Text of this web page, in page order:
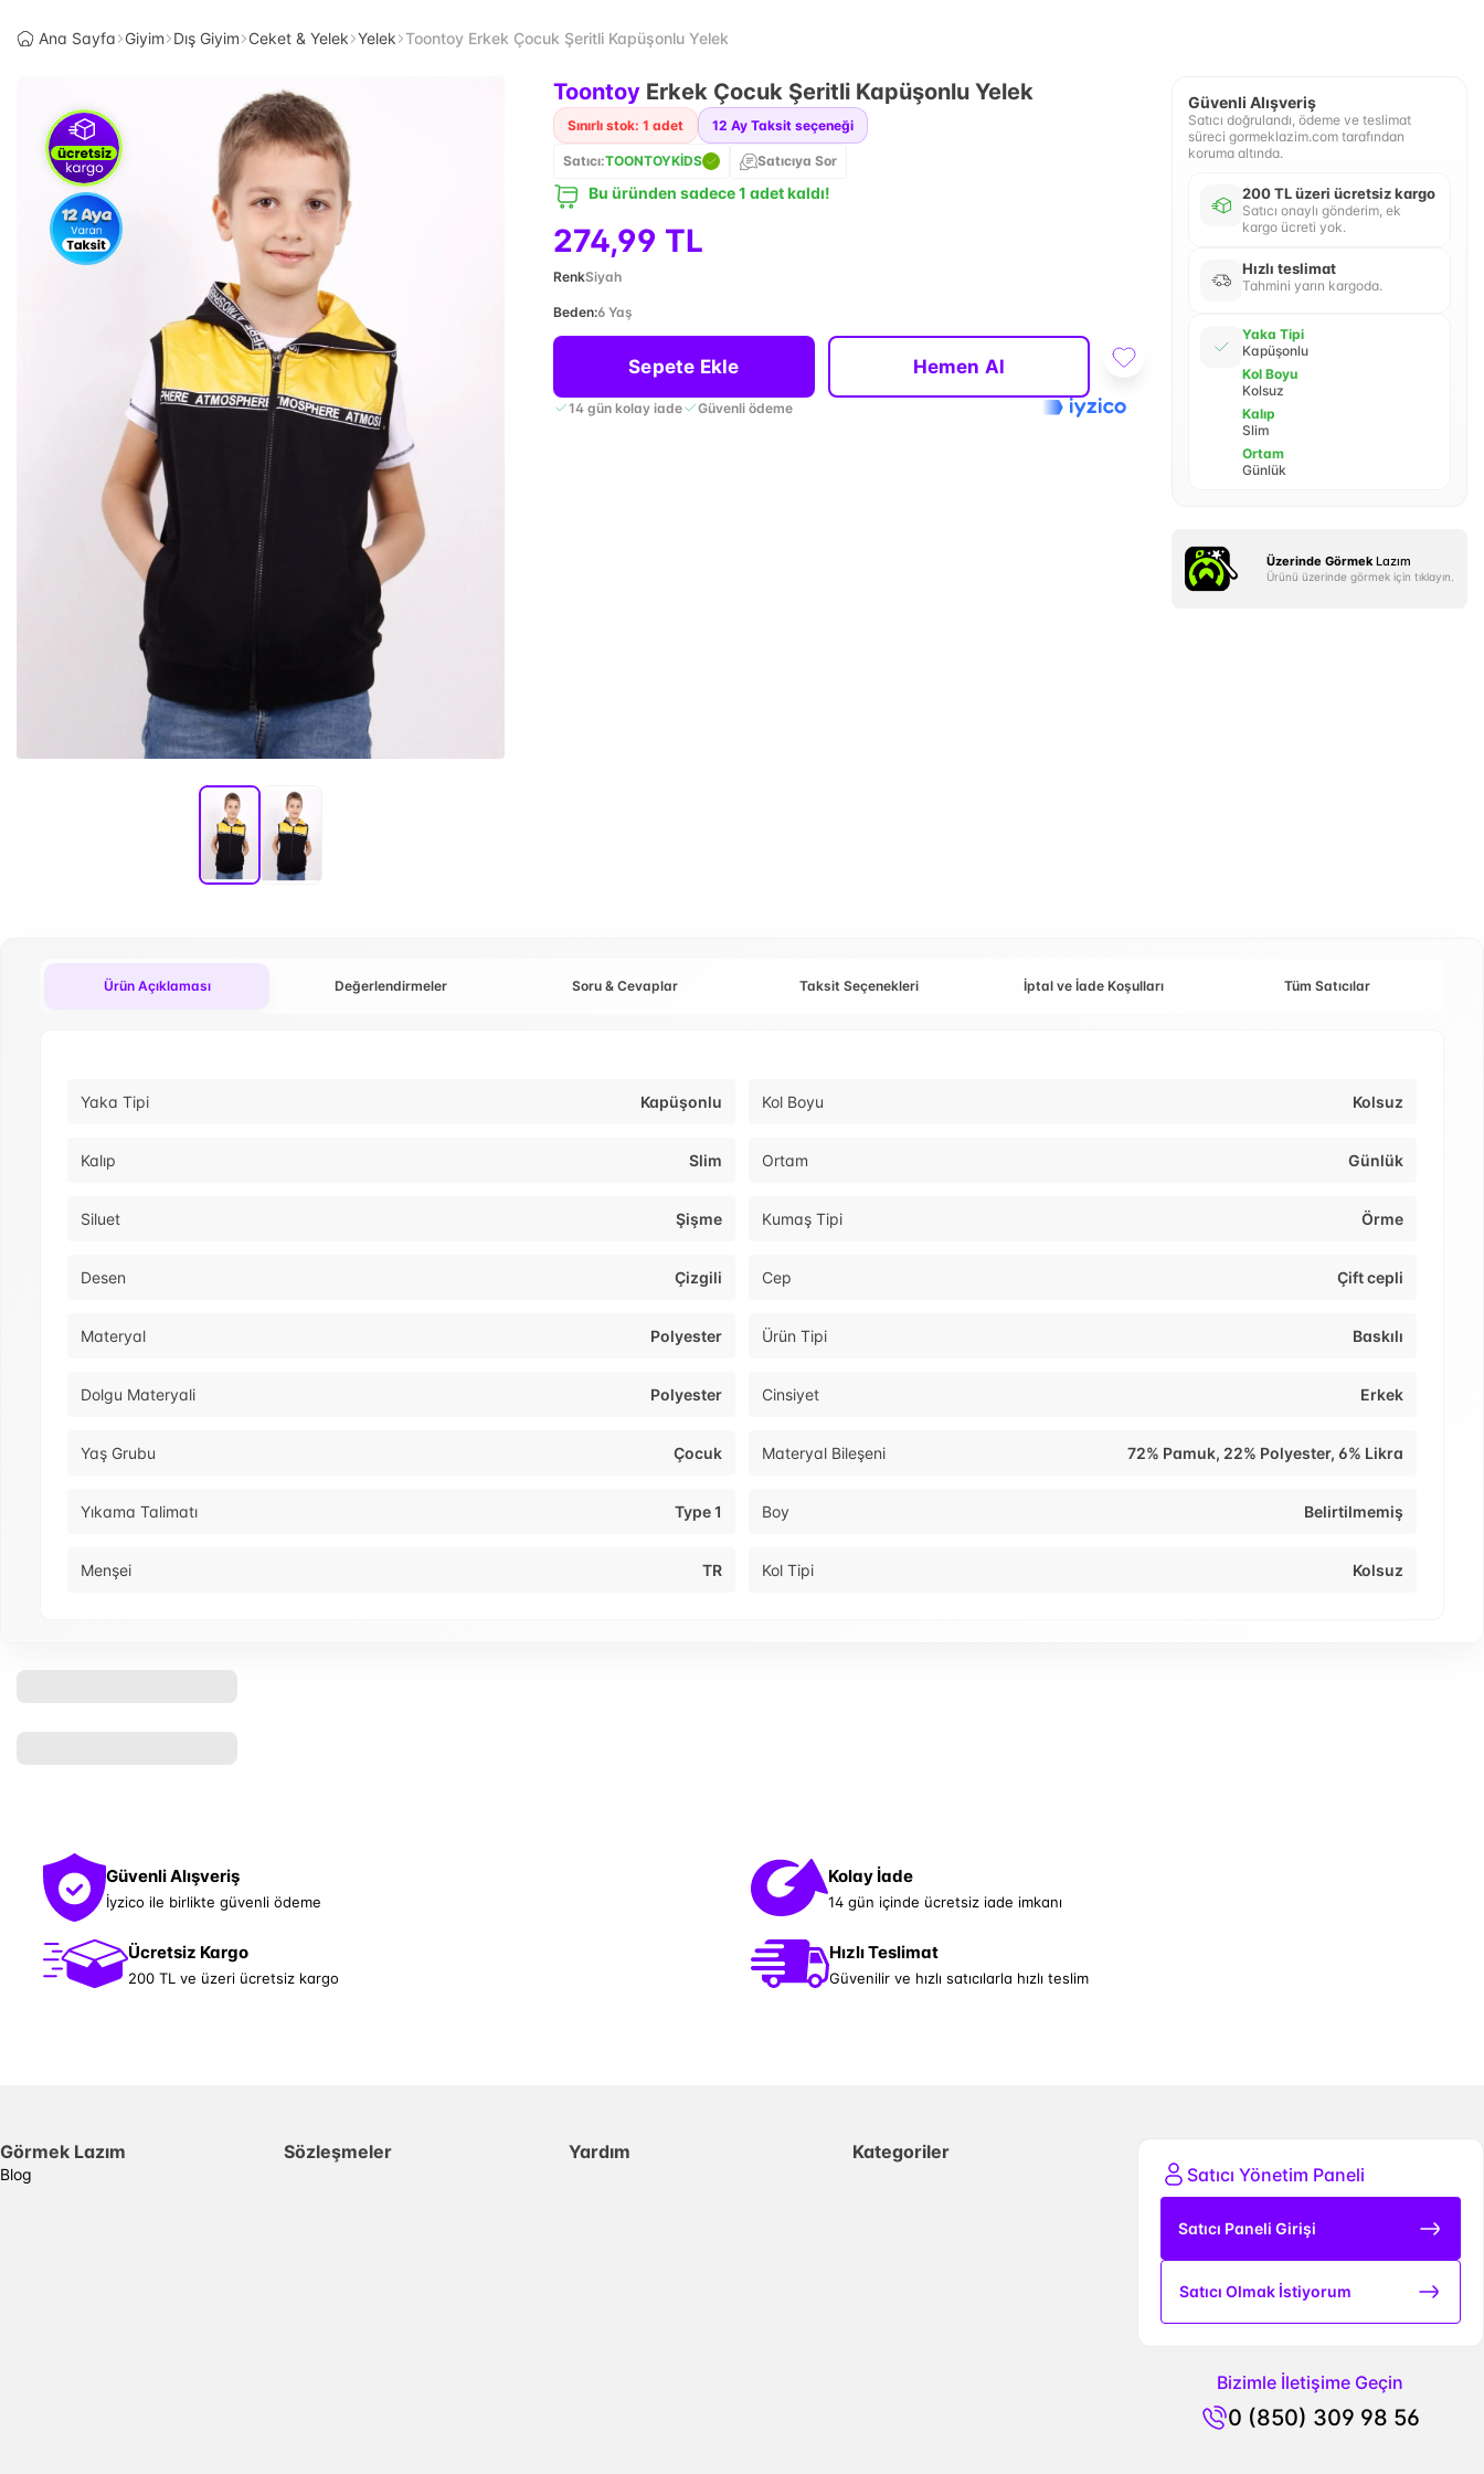
Ana Sayfa Giyim Dış Giyim Ceket & Yelek Yelek Toontoy Erkek Çocuk Şeritli Kapüşonlu Yelek
Toontoy Erkek Çocuk Şeritli Kapüşonlu Yelek
Sınırlı stok: 1 adet 12 Ay Taksit seçeneği
Satıcı:TOONTOYKİDS Satıcıya Sor
Bu üründen sadece 1 adet kaldı!
274,99 TL
RenkSiyah
Beden:6 Yaş
Sepete Ekle Hemen Al
14 gün kolay iade Güvenli ödeme
Güvenli Alışveriş
Satıcı doğrulandı, ödeme ve teslimat
süreci gormeklazim.com tarafından
koruma altında.
200 TL üzeri ücretsiz kargo
Satıcı onaylı gönderim, ek
kargo ücreti yok.
Hızlı teslimat
Tahmini yarın kargoda.
Yaka Tipi
Kapüşonlu
Kol Boyu
Kolsuz
Kalıp
Slim
Ortam
Günlük
Üzerinde Görmek Lazım
Ürünü üzerinde görmek için tıklayın.
Ürün Açıklaması Değerlendirmeler Soru & Cevaplar Taksit Seçenekleri İptal ve İade Koşulları Tüm Satıcılar
Yaka Tipi Kapüşonlu Kol Boyu Kolsuz
Kalıp Slim Ortam Günlük
Siluet Şişme Kumaş Tipi Örme
Desen Çizgili Cep Çift cepli
Materyal Polyester Ürün Tipi Baskılı
Dolgu Materyali Polyester Cinsiyet Erkek
Yaş Grubu Çocuk Materyal Bileşeni 72% Pamuk, 22% Polyester, 6% Likra
Yıkama Talimatı Type 1 Boy Belirtilmemiş
Menşei TR Kol Tipi Kolsuz
Güvenli Alışveriş
İyzico ile birlikte güvenli ödeme
Kolay İade
14 gün içinde ücretsiz iade imkanı
Ücretsiz Kargo
200 TL ve üzeri ücretsiz kargo
Hızlı Teslimat
Güvenilir ve hızlı satıcılarla hızlı teslim
Görmek Lazım
Blog
Sözleşmeler Yardım
Kategoriler
Satıcı Yönetim Paneli
Satıcı Paneli Girişi
Satıcı Olmak İstiyorum
Bizimle İletişime Geçin
0 (850) 309 98 56